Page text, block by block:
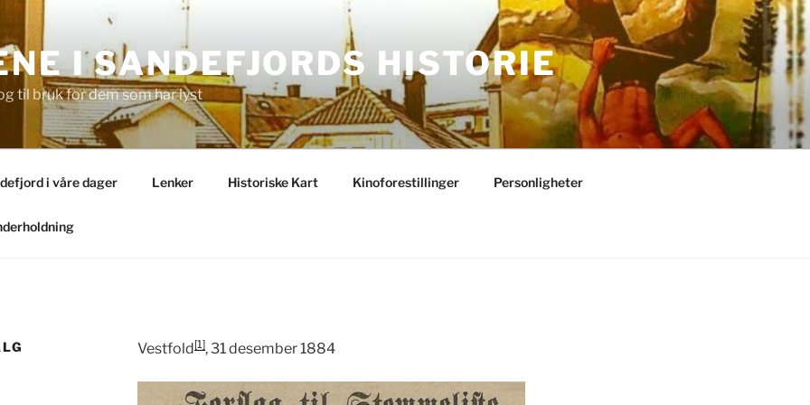
I SANDEFJORDS HISTORIE
til bruk for dem som har lyst
i våre dager Lenker Historiske Kart Kinoforestillinger Personligheter
Vestfold[1], 31 desember 1884